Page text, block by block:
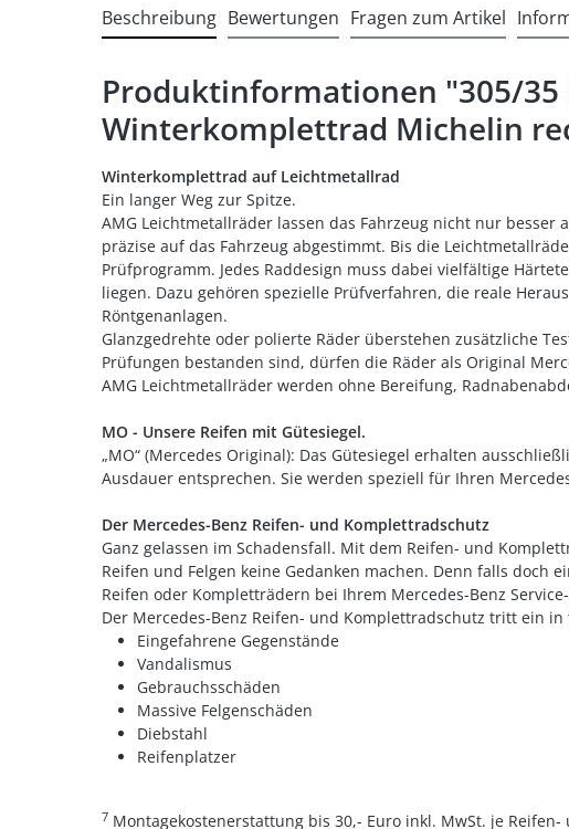
Beschreibung Bewertungen Fragen zum Artikel
Produktinformationen "305/35
Winterkomplettrad Michelin
Winterkomplettrad auf Leichtmetallrad
Ein langer Weg zur Spitze.
AMG Leichtmetallräder lassen das Fahrzeug nicht nur
präzise auf das Fahrzeug abgestimmt. Bis die
Prüfprogramm. Jedes Raddesign muss dabei vielfältige
liegen. Dazu gehören spezielle Prüfverfahren, die reale
Röntgenanlagen.
Glanzgedrehte oder polierte Räder überstehen zusätzliche
Prüfungen bestanden sind, dürfen die Räder als Original
AMG Leichtmetallräder werden ohne Bereifung,
MO - Unsere Reifen mit Gütesiegel.
„MO“ (Mercedes Original): Das Gütesiegel erhalten
Ausdauer entsprechen. Sie werden speziell für Ihren
Der Mercedes-Benz Reifen- und Komplettradschutz
Ganz gelassen im Schadensfall. Mit dem Reifen- und
Reifen und Felgen keine Gedanken machen. Denn falls doch
Reifen oder Kompletträdern bei Ihrem Mercedes-Benz
Der Mercedes-Benz Reifen- und Komplettradschutz tritt ein in
Eingefahrene Gegenstände
Vandalismus
Gebrauchsschäden
Massive Felgenschäden
Diebstahl
Reifenplatzer
7 Montagekostenerstattung bis 30,- Euro inkl. MwSt. je